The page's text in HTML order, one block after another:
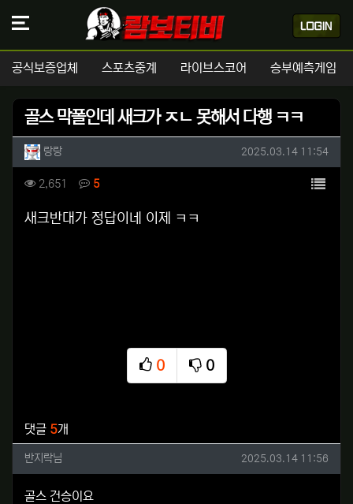
공식보증업체 스포츠중계 라이브스코어 승부예측게임
골스 막폴인데 새크가 ㅈㄴ 못해서 다행 ㅋㅋ
작성자 정보
랑랑작성 작성일
2025.03.14 11:54
컨텐츠 정보
2,651 조회 5댓글 목록
본문
새크반대가 정답이네 이제 ㅋㅋ
0
추천
0
비추천
댓글 5개
반지락님님의 댓글
반지락님 작성일
2025.03.14 11:56
골스 건승이요